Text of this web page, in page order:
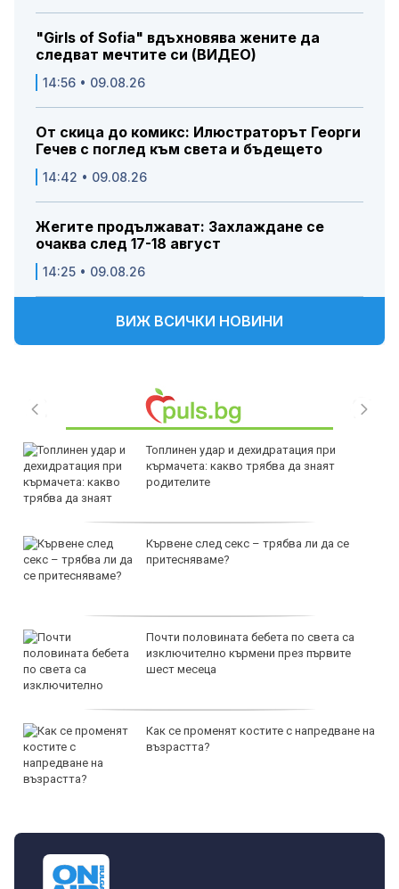
"Girls of Sofia" вдъхновява жените да
следват мечтите си (ВИДЕО)
14:56 • 09.08.26
От скица до комикс: Илюстраторът Георги
Гечев с поглед към света и бъдещето
14:42 • 09.08.26
Жегите продължават: Захлаждане се
очаква след 17-18 август
14:25 • 09.08.26
ВИЖ ВСИЧКИ НОВИНИ
Топлинен удар и дехидратация при
кърмачета: какво трябва да знаят
родителите
Кървене след секс – трябва ли да се
притесняваме?
Почти половината бебета по света са
изключително кърмени през първите
шест месеца
Как се променят костите с напредване на
възрастта?